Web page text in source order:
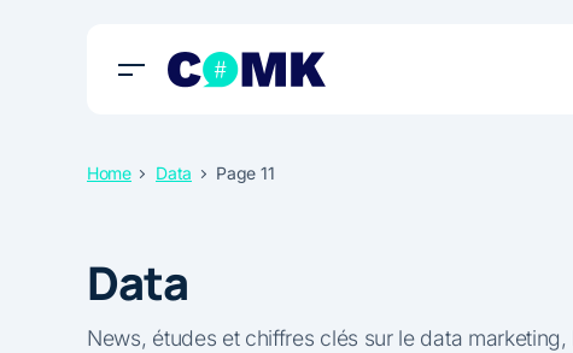
Home Data Page 11
Data
News, études et chiffres clés sur le data